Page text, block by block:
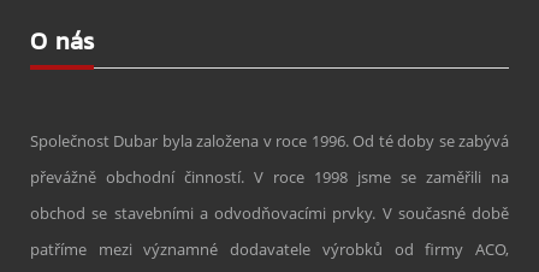
O nás
Společnost Dubar byla založena v roce 1996. Od té doby se zabývá
převážně obchodní činností. V roce 1998 jsme se zaměřili na
obchod se stavebními a odvodňovacími prvky. V současné době
patříme mezi významné dodavatele výrobků od firmy ACO,